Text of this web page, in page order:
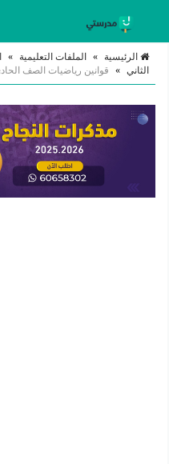
الرئيسية » الملفات التعليمية »
الثاني » قوانين رياضيات الصف